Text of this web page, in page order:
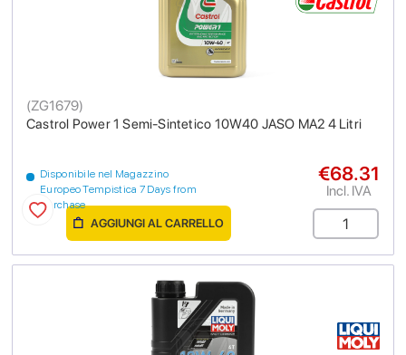
Castrol Power 1 Semi-Sintetico 10W40 JASO MA2 4 Litri
(ZG1679)
Disponibile nel Magazzino
Europeo Tempistica 7 Days from
purchase
€68.31
Incl. IVA
AGGIUNGI AL CARRELLO